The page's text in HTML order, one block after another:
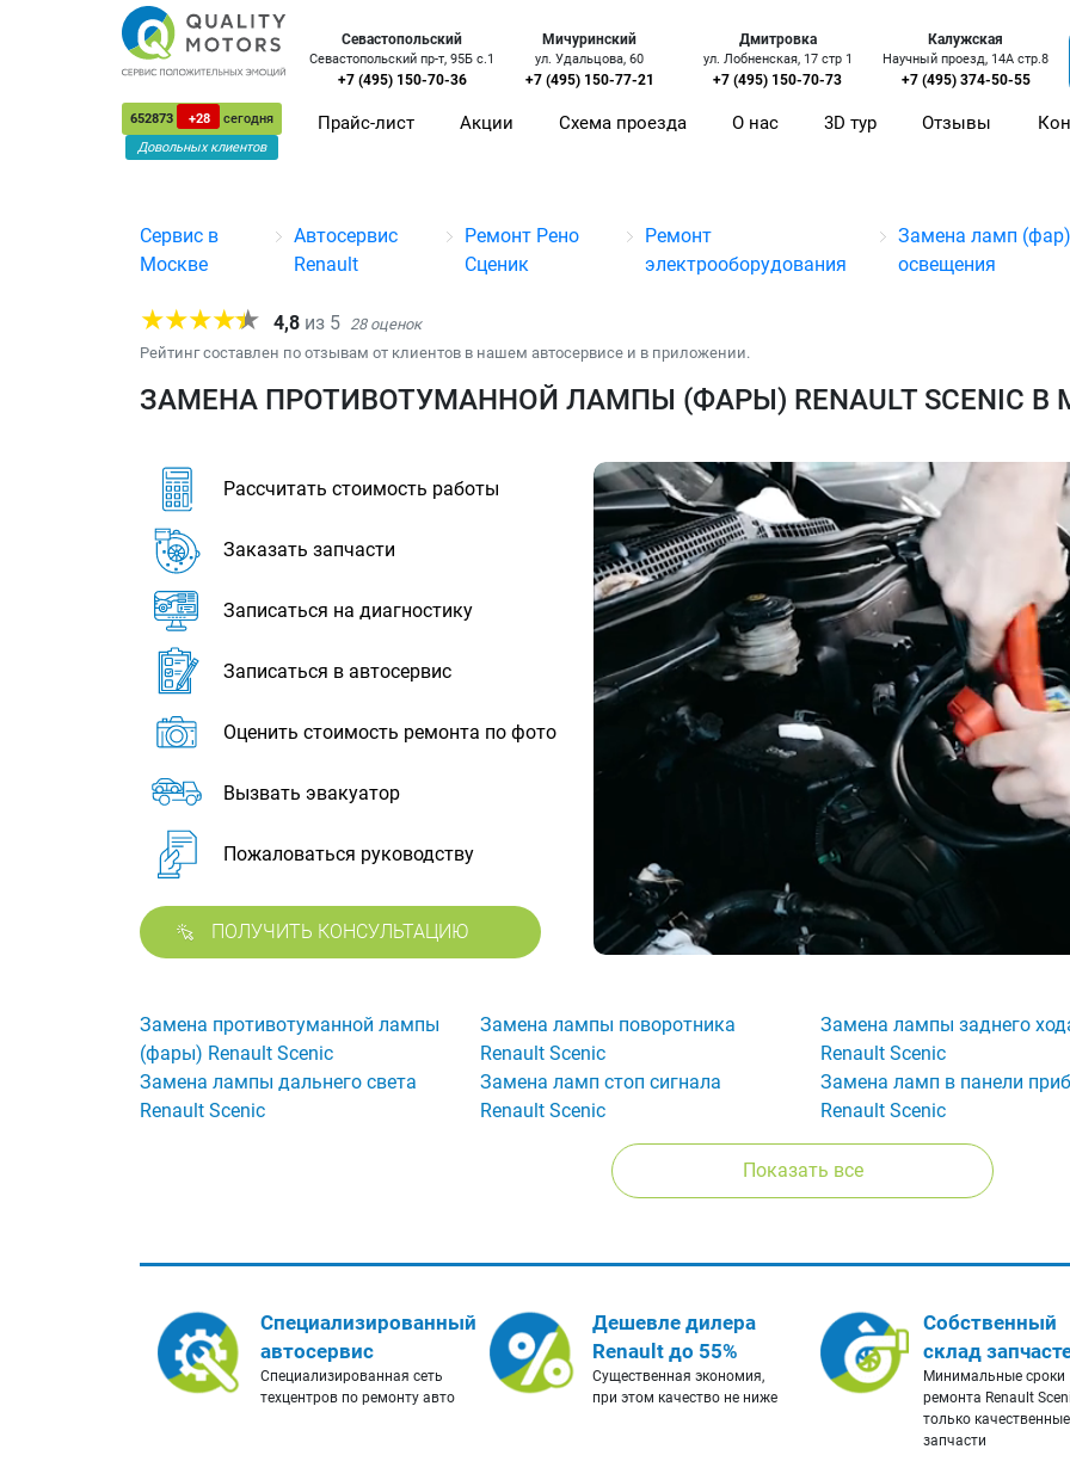
652873 +28
сегодня
Довольных клиентов
Севастопольский
Севастопольский пр-т, 95Б с.1
+7 (495) 150-70-36
Мичуринский
ул. Удальцова, 60
+7 (495) 150-77-21
Дмитровка
ул. Лобненская, 17 стр 1
+7 (495) 150-70-73
Калужская
Научный проезд, 14А стр.8
+7 (495) 374-50-55
Прайс-лист Акции Схема проезда О нас 3D тур Отзывы
Сервис в
Москве
Автосервис
Renault
Ремонт Рено
Сценик
Ремонт
электрооборудования
Замена ламп (фар)
освещения
4,8 из 5 28оценок
Рейтинг составлен по отзывам от клиентов в нашем автосервисе и в приложении.
ЗАМЕНА ПРОТИВОТУМАННОЙ ЛАМПЫ (ФАРЫ) RENAULT SCENIC В
Рассчитать стоимость работы
Заказать запчасти
Записаться на диагностику
Записаться в автосервис
Оценить стоимость ремонта по фото
Вызвать эвакуатор
Пожаловаться руководству
ПОЛУЧИТЬ КОНСУЛЬТАЦИЮ
Замена противотуманной лампы
(фары) Renault Scenic
Замена лампы поворотника
Renault Scenic
Замена лампы заднего
Renault Scenic
Замена лампы дальнего света
Renault Scenic
Замена ламп стоп сигнала
Renault Scenic
Замена ламп в панели
Renault Scenic
Показать все
Специализированный
автосервис
Специализированная сеть
техцентров по ремонту авто
Дешевле дилера
Renault до 55%
Существенная экономия,
при этом качество не ниже
Собственный
склад
Минимальные сроки
ремонта Renault
только качественные
запчасти